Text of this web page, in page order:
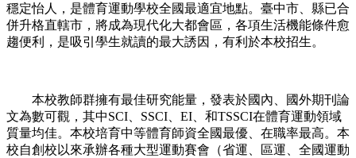
穩定怡人，是體育運動學校全國最適宜地點。臺中市、縣已合
併升格直轄市，將成為現代化大都會區，各項生活機能條件愈
趨便利，是吸引學生就讀的最大誘因，有利於本校招生。
本校教師群擁有最佳研究能量，發表於國內、國外期刊論
文為數可觀，其中SCI、SSCI、EI、和TSSCI在體育運動領域
質量均佳。本校培育中等體育師資全國最優、在職率最高。本
校自創校以來承辦各種大型運動賽會（省運、區運、全國運動